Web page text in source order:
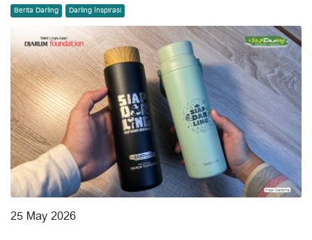
Berita Darling Darling Inspirasi
25 May 2026